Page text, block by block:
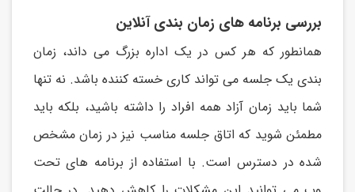
بررسی برنامه های زمان بندی آنلاین
همانطور که هر کس در يک اداره بزرگ می داند، زمان
بندی يک جلسه می تواند کاری خسته کننده باشد. نه تنها
شما بايد زمان آزاد همه افراد را داشته باشید، بلکه بايد
مطمئن شويد که اتاق جلسه مناسب نیز در زمان مشخص
شده در دسترس است. با استفاده از برنامه های تحت